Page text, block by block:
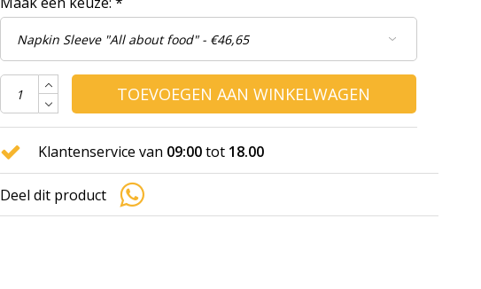
TOEVOEGEN AAN WINKELWAGEN
Klantenservice van 09:00tot 18.00
Deel dit product